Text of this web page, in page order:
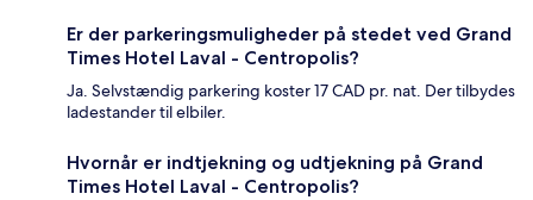
Er der parkeringsmuligheder på stedet ved Grand
Times Hotel Laval - Centropolis?
Ja. Selvstændig parkering koster 17 CAD pr. nat. Der tilbydes
ladestander til elbiler.
Hvornår er indtjekning og udtjekning på Grand
Times Hotel Laval - Centropolis?